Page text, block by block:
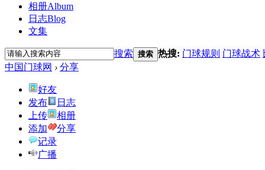
相册Album
日志Blog
文集
搜索 搜索 热搜: 门球规则 门球战术
中国门球网 › 分享
好友
发布
日志
上传
相册
添加
分享
记录
广播